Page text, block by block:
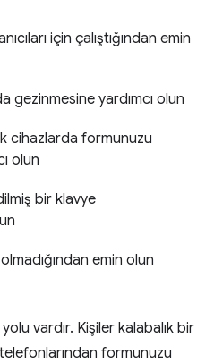
için çalıştığından emin
gezinmesine yardımcı olun
cihazlarda formunuzu
olun
bir klavye
emin olun
vardır. Kişiler kalabalık bir
formunuzu